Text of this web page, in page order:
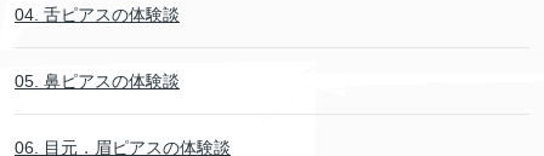
04. 舌ピアスの体験談
05. 鼻ピアスの体験談
06. 目元．眉ピアスの体験談